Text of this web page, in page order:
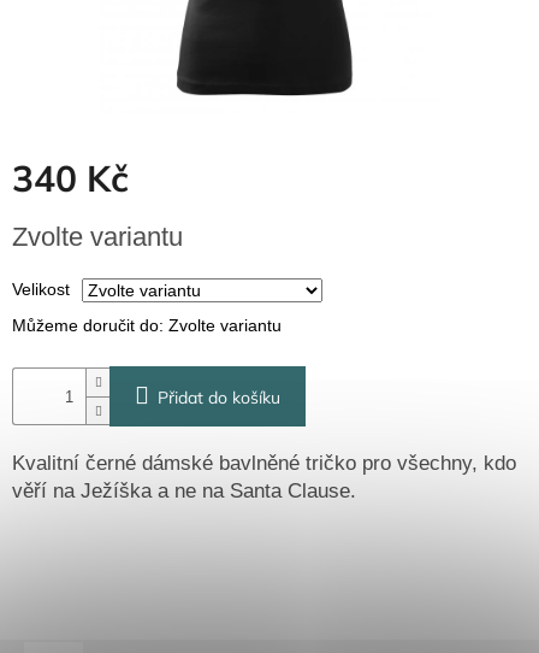
firmy
Valentýn
340 Kč
cena:
Zvolte variantu
Velikost
Můžeme doručit do: Zvolte variantu
Přidat do košíku
Kvalitní černé dámské bavlněné tričko pro všechny, kdo
věří na Ježíška a ne na Santa Clause.